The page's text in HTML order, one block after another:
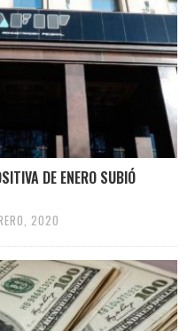
DE ENERO SUBIÓ
2020